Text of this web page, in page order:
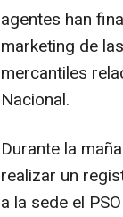
agentes han
marketing de
mercantiles
Nacional.
Durante la
realizar un
a la sede el